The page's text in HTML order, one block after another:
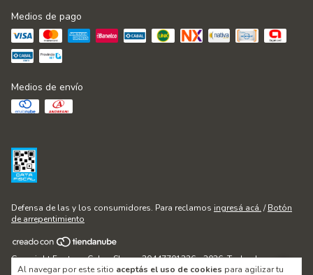
Al navegar por este sitio aceptás el uso de cookies para agilizar tu
Medios de pago
Medios de envío
Defensa de las y los consumidores. Para reclamos ingresá acá. / Botón
de arrepentimiento
Copyright Fontana Cakes Shop - 20447701236 - 2026. Todos los
derechos reservados.